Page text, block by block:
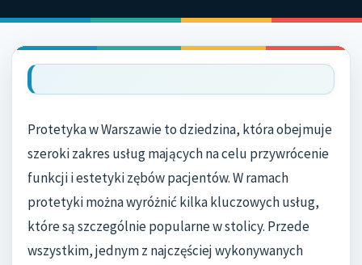
Protetyka w Warszawie to dziedzina, która obejmuje
szeroki zakres usług mających na celu przywrócenie
funkcji i estetyki zębów pacjentów. W ramach
protetyki można wyróżnić kilka kluczowych usług,
które są szczególnie popularne w stolicy. Przede
wszystkim, jednym z najczęściej wykonywanych